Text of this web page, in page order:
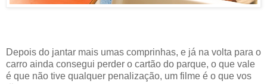
Depois do jantar mais umas comprinhas, e já na volta para o
carro ainda consegui perder o cartão do parque, o que vale
é que não tive qualquer penalização, um filme é o que vos